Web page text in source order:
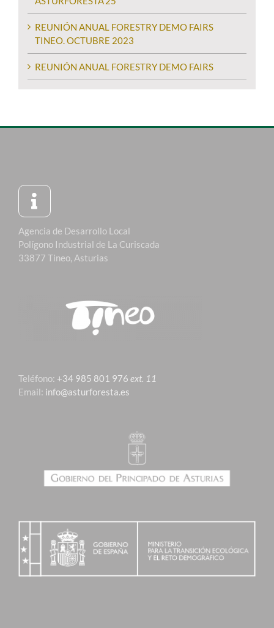
REUNIÓN ANUAL FORESTRY DEMO FAIRS
TINEO. OCTUBRE 2023
REUNIÓN ANUAL FORESTRY DEMO FAIRS
Agencia de Desarrollo Local
Polígono Industrial de La Curiscada
33877 Tineo, Asturias
Teléfono: +34 985 801 976 ext. 11
Email: info@asturforesta.es